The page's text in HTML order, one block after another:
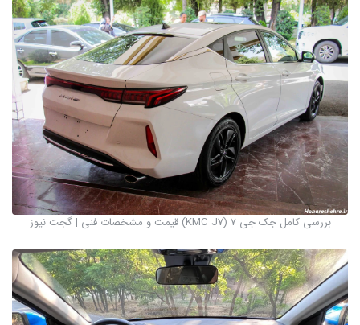
بررسی کامل جک جی ۷ (KMC J7) قیمت و مشخصات فنی | گجت نیوز